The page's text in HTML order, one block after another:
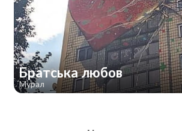
Братська любов
Мурал